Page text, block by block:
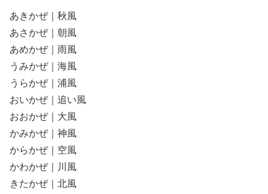
あきかぜ｜秋風
あさかぜ｜朝風
あめかぜ｜雨風
うみかぜ｜海風
うらかぜ｜浦風
おいかぜ｜追い風
おおかぜ｜大風
かみかぜ｜神風
からかぜ｜空風
かわかぜ｜川風
きたかぜ｜北風